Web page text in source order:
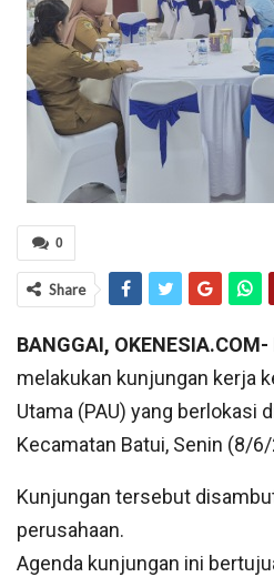
0
Share
BANGGAI, OKENESIA.COM-
melakukan kunjungan kerja
Utama (PAU) yang berlokasi
Kecamatan Batui, Senin (8/
Kunjungan tersebut
perusahaan.
Agenda kunjungan ini